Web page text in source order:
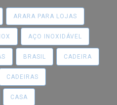
ARARA PARA LOJAS
AÇO INOXIDÁVEL
BRASIL CADEIRA
CADEIRAS
CASA